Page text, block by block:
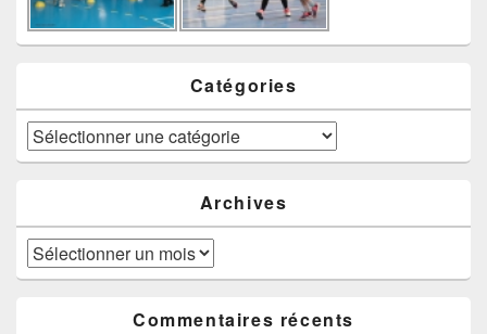
Catégories
Catégories
Archives
Archives
Commentaires récents